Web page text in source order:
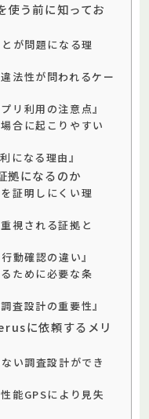
使う前に知ってお
が問題になる理
法性が問われるケー
リ利用の注意点』
合に起こりやすい
になる理由』
拠になるのか
証明しにくい理
視される証拠と
動確認の違い』
ために必要な条
査設計の重要性』
に依頼するメリ
い調査設計ができ
能GPSにより見失